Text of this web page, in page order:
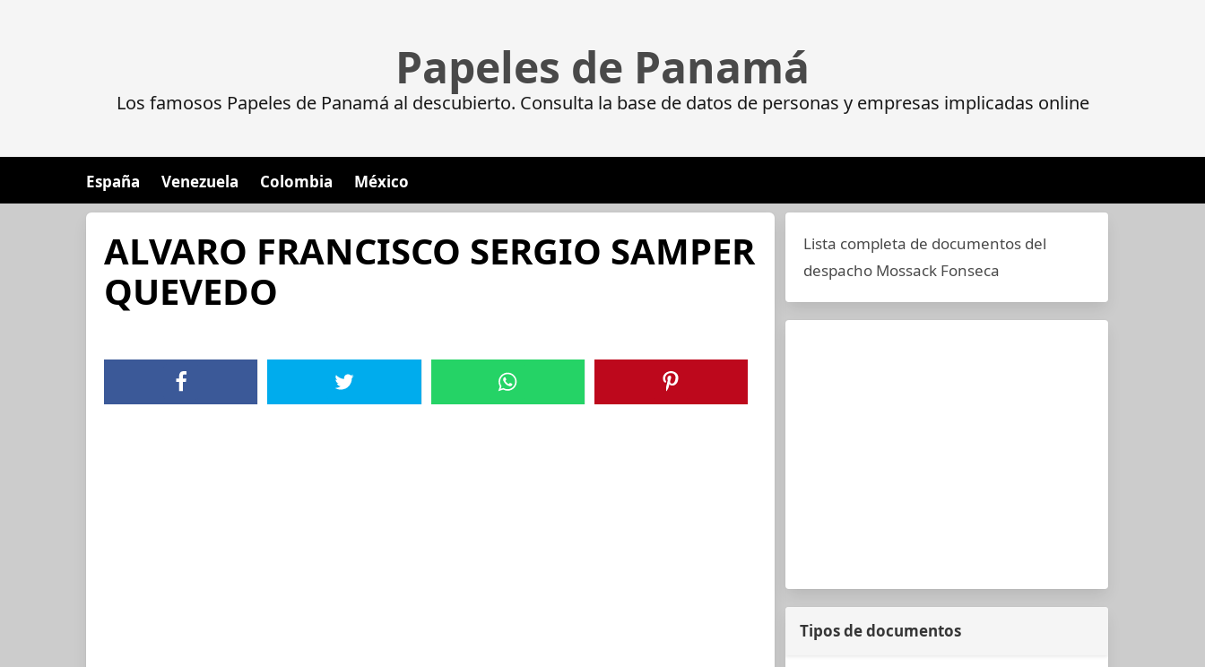
Papeles de Panamá
Los famosos Papeles de Panamá al descubierto. Consulta la base de datos de personas y empresas implicadas online
España Venezuela Colombia México
ALVARO FRANCISCO SERGIO SAMPER
QUEVEDO
Lista completa de documentos del
despacho Mossack Fonseca
Tipos de documentos